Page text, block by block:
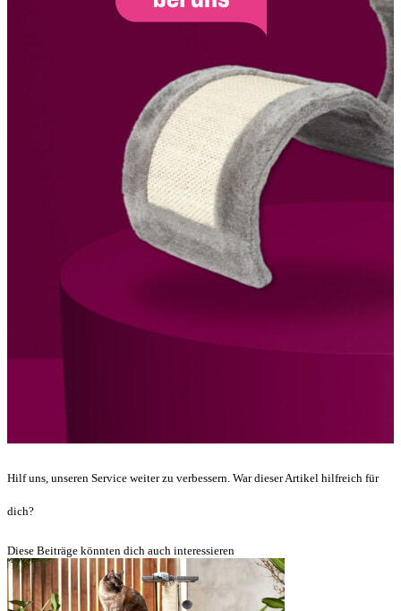
Hilf uns, unseren Service weiter zu verbessern. War dieser Artikel hilfreich für
dich?
Diese Beiträge könnten dich auch interessieren